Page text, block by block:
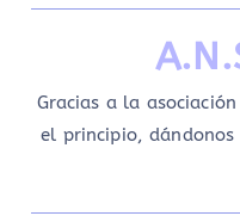
Gracias a la
el principio,